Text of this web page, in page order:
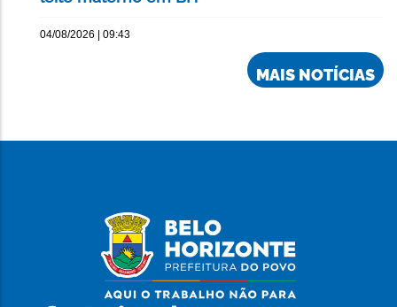
04/08/2026 | 09:43
MAIS NOTÍCIAS